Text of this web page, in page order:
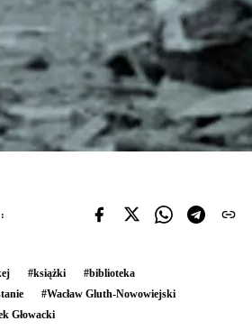
#książki #biblioteka
#Wacław Gluth-Nowowiejski
Głowacki